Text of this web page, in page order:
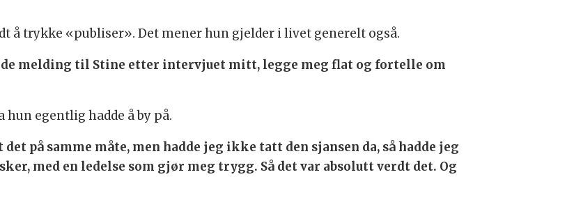
å trykke «publiser». Det mener hun gjelder i livet generelt også.
melding til Stine etter intervjuet mitt, legge meg flat og fortelle om
hun egentlig hadde å by på.
på samme måte, men hadde jeg ikke tatt den sjansen da, så hadde jeg
med en ledelse som gjør meg trygg. Så det var absolutt verdt det. Og